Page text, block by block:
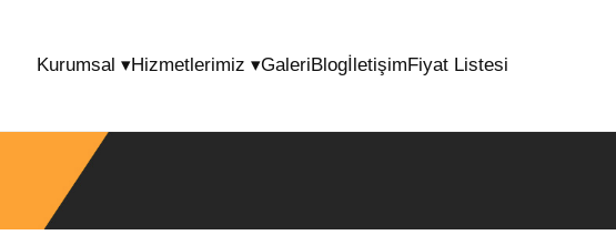
Kurumsal ▾Hizmetlerimiz ▾GaleriBlogİletişimFiyat Listesi